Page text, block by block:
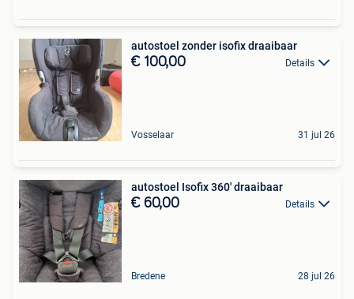
autostoel zonder isofix draaibaar
€ 100,00 Details
Vosselaar 31 jul 26
autostoel Isofix 360' draaibaar
€ 60,00 Details
Bredene 28 jul 26